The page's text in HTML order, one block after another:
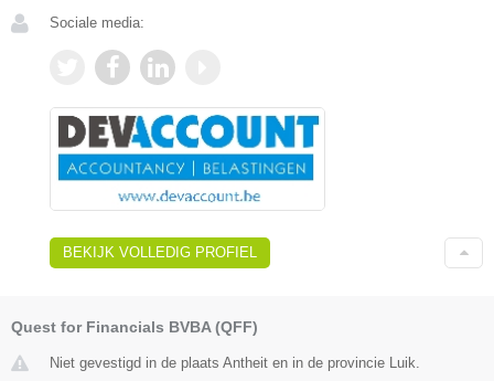
Sociale media:
BEKIJK VOLLEDIG PROFIEL
Quest for Financials BVBA (QFF)
Niet gevestigd in de plaats Antheit en in de provincie Luik.